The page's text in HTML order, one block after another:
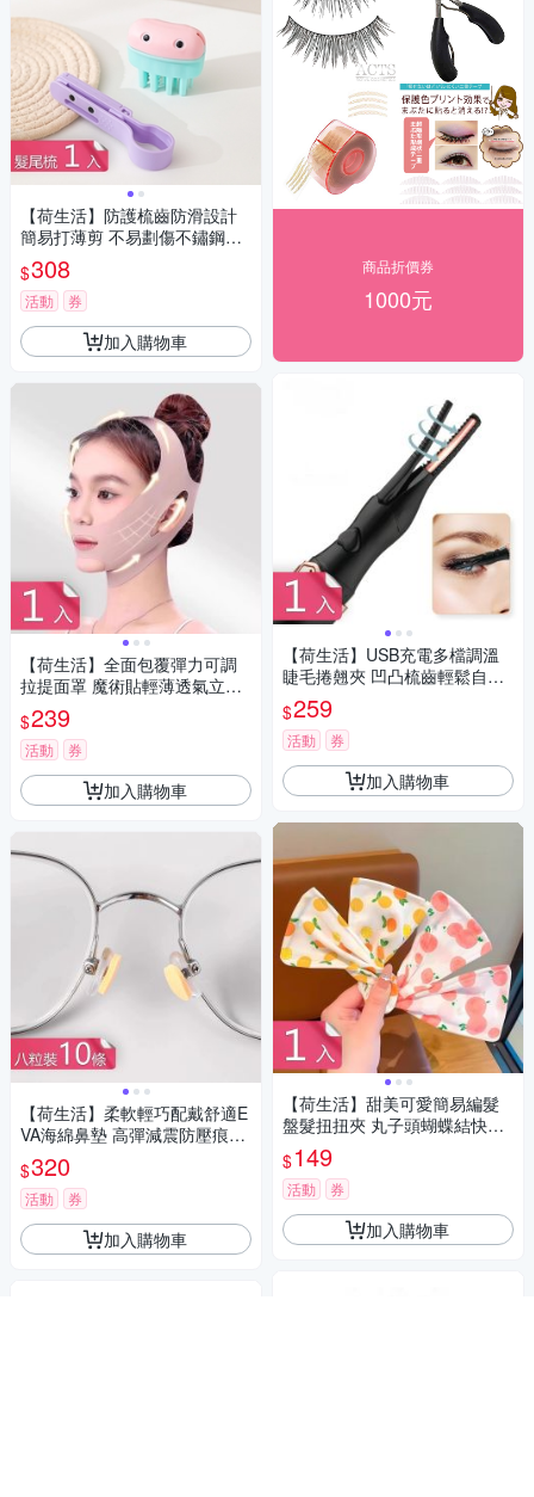
【荷生活】防護梳齒防滑設計
簡易打薄剪 不易劃傷不鏽鋼刀
片易清理劉海剪-髮尾梳1入組
$308
活動 券
加入購物車
【荷生活】全面包覆彈力可調
拉提面罩 魔術貼輕薄透氣立體
剪裁臉部拉提器-1入組
$239
活動 券
加入購物車
【荷生活】柔軟輕巧配戴舒適E
VA海綿鼻墊 高彈減震防壓痕黏
貼式眼鏡鼻托-8粒裝10條組
$320
活動 券
加入購物車
商品折價券
1000元
【荷生活】USB充電多檔調溫
睫毛捲翹夾 凹凸梳齒輕鬆自然
捲翹電動睫毛夾-1入組
$259
活動 券
加入購物車
【荷生活】甜美可愛簡易編髮
盤髮扭扭夾 丸子頭蝴蝶結快速
做造型盤髮器-1入組
$149
活動 券
加入購物車